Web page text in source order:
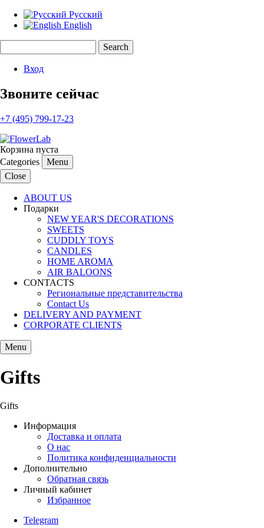
Русский
English
Search form
Вход
Звоните сейчас
+7 (495) 799-17-23
Корзина пуста
Categories
Menu
Close
ABOUT US
Подарки
NEW YEAR'S DECORATIONS
SWEETS
CUDDLY TOYS
CANDLES
HOME AROMA
AIR BALOONS
CONTACTS
Региональные представительства
Contact Us
DELIVERY AND PAYMENT
CORPORATE CLIENTS
Menu
Gifts
Gifts
Информация
Доставка и оплата
О нас
Политика конфиденциальности
Дополнительно
Обратная связь
Личный кабинет
Избранное
Telegram